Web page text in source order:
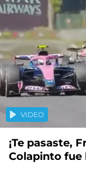
VIDEO
¡Te pasaste,
Colapinto fue